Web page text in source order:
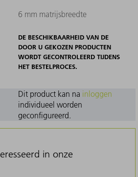
6 mm matrijsbreedte
DE BESCHIKBAARHEID VAN DE
DOOR U GEKOZEN PRODUCTEN
WORDT GECONTROLEERD TIJDENS
HET BESTELPROCES.
Dit product kan na inloggen
individueel worden
geconfigureerd.
in onze